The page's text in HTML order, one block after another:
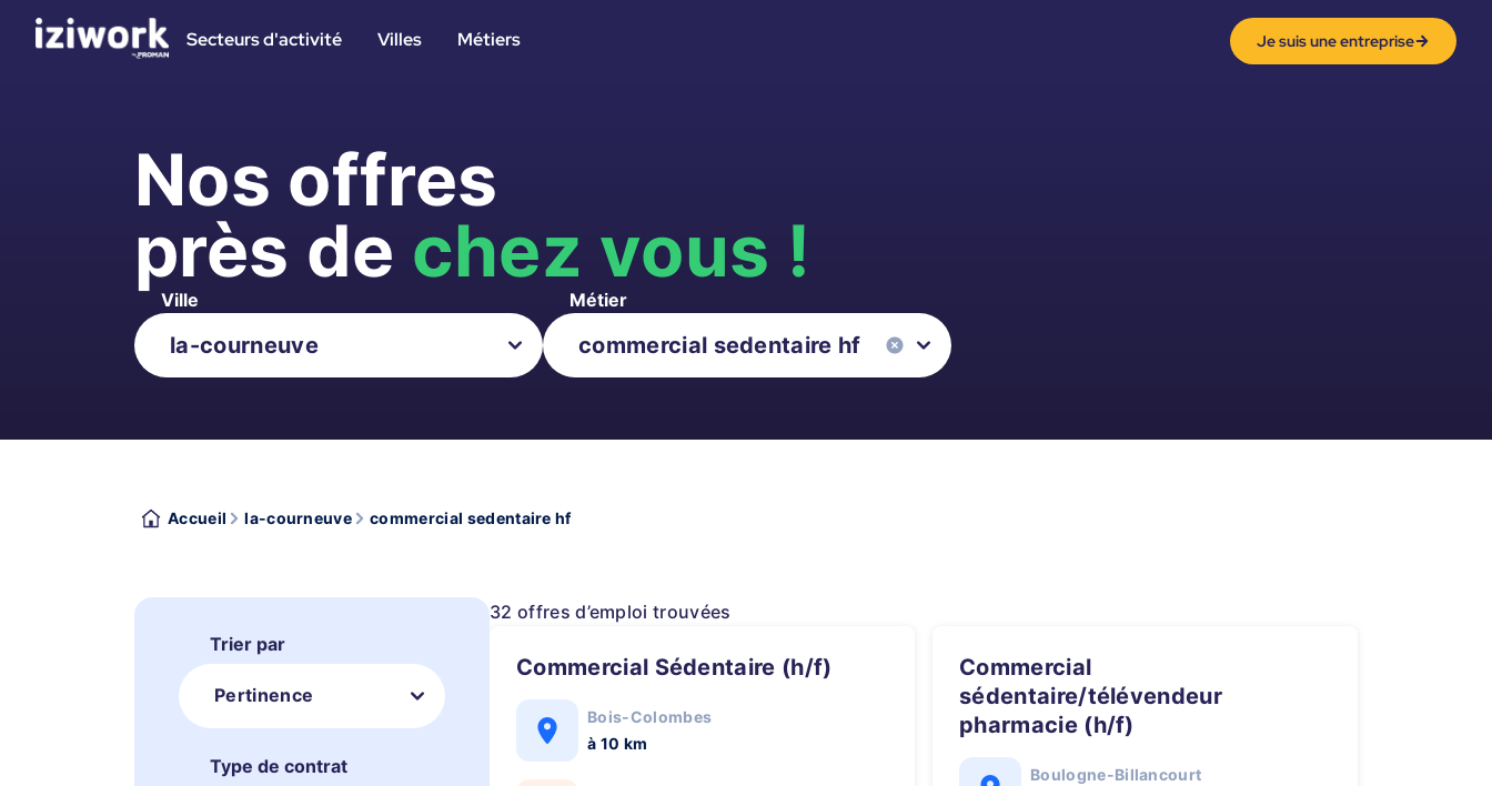
Secteurs d'activité Villes Métiers Je suis une entreprise
Nos offres
près de chez vous !
Ville Métier
Accueil la-courneuve commercial sedentaire hf
Trier par
Pertinence
Type de contrat
32 offres d’emploi trouvées
Commercial Sédentaire (h/f)
Bois-Colombes
à 10 km
Commercial
sédentaire/télévendeur
pharmacie (h/f)
Boulogne-Billancourt